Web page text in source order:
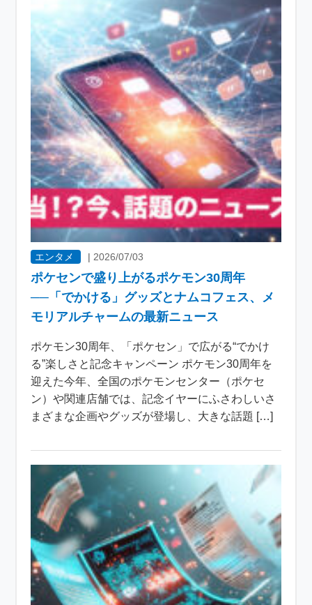
エンタメ | 2026/07/03
ポケセンで盛り上がるポケモン30周年
──「でかける」グッズとナムコフェス、メ
モリアルチャームの最新ニュース
ポケモン30周年、「ポケセン」で広がる“でかけ
る”楽しさと記念キャンペーン ポケモン30周年を
迎えた今年、全国のポケモンセンター（ポケセ
ン）や関連店舗では、記念イヤーにふさわしいさ
まざまな企画やグッズが登場し、大きな話題 […]